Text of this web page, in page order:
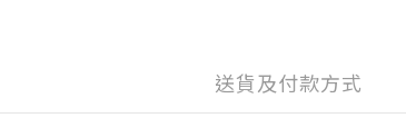
送貨及付款方式